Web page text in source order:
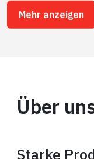
Über
Starke